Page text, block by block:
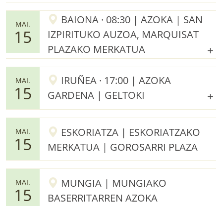
MAI.
15
BAIONA · 08:30 | AZOKA | SAN
IZPIRITUKO AUZOA, MARQUISAT
PLAZAKO MERKATUA
MAI.
15
IRUÑEA · 17:00 | AZOKA
GARDENA | GELTOKI
MAI.
15
ESKORIATZA | ESKORIATZAKO
MERKATUA | GOROSARRI PLAZA
MAI.
15
MUNGIA | MUNGIAKO
BASERRITARREN AZOKA